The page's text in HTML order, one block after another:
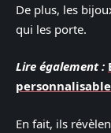
De plus, les
qui les porte.
Lire également :
En fait, ils